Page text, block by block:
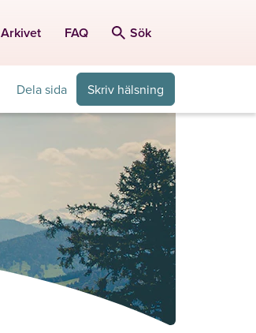
Arkivet FAQ Sök
Dela sida Skriv hälsning